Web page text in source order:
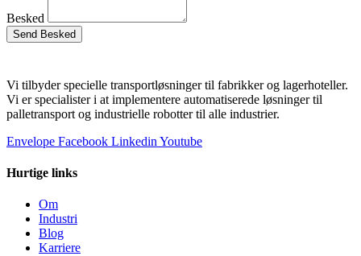
Besked
Send Besked
Vi tilbyder specielle transportløsninger til fabrikker og lagerhoteller.
Vi er specialister i at implementere automatiserede løsninger til
palletransport og industrielle robotter til alle industrier.
Envelope Facebook Linkedin Youtube
Hurtige links
Om
Industri
Blog
Karriere